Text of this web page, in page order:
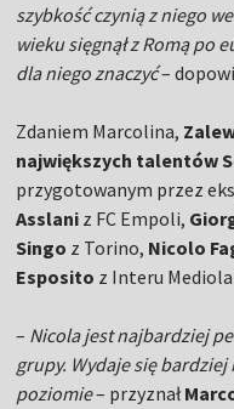
szybkość czynią z niego
wieku sięgnął z Romą po
dla niego znaczyć–
Zdaniem Marcolina,
największych talentów
przygotowanym przez
Asslani z FC Empoli,
Singo z Torino, Nicolo
Esposito z Interu
– Nicola jest najbardziej
grupy. Wydaje się
poziomie– przyznał